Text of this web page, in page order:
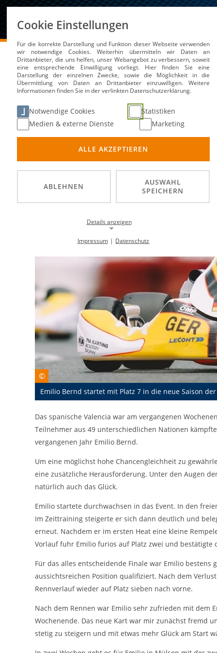
DMSB Medien / Service News
Gelungener Auftakt
Trophy
©
Emilio Bernd startet mit Platz 7 in die neue Saison
Das spanische Valencia war am vergangenen
Teilnehmer aus 49 unterschiedlichen Nationen
vergangenen Jahr Emilio Bernd.
Um eine möglichst hohe Chancengleichheit zu
eine zusätzliche Herausforderung. Unter den Augen
natürlich auch das Glück.
Emilio startete durchwachsen in das Event. In den
Im Zeittraining steigerte er sich dann deutlich und
erneut. Nachdem er im ersten Heat eine kleine
Vorlauf fuhr Emilio furios auf Platz zwei und bestätigte
Für das alles entscheidende Finale war Emilio
aussichtsreichen Position qualifiziert. Nach dem
Rennverlauf wieder auf Platz sieben nach vorne.
Nach dem Rennen war Emilio sehr zufrieden mit dem
Wochenende. Das neue Kart war mir zunächst fremd
stetig zu steigern und mit etwas mehr Glück am Start
Cookie Einstellungen
Für die korrekte Darstellung und Funktion dieser Webseite verwenden
wir notwendige Cookies. Weiterhin übermitteln wir Daten an
Drittanbieter, die uns helfen, unser Webangebot zu verbessern, soweit
eine entsprechende Einwilligung vorliegt. Hier finden Sie eine
Darstellung der einzelnen Zwecke, sowie die Möglichkeit in die
Übermittlung von Daten an Drittanbieter einzuwilligen. Weitere
Informationen finden Sie in der verlinkten Datenschutzerklärung.
Notwendige Cookies
Statistiken
Medien & externe Dienste
Marketing
ALLE AKZEPTIEREN
ABLEHNEN
AUSWAHL
SPEICHERN
Details anzeigen
Notwendige Cookies ermöglichen die Kernfunktionalität einer
Website. Sie helfen dabei, die Website nutzbar zu machen, indem sie
grundlegende Funktionen ermöglichen. Ohne diese Cookies kann die
Website nicht richtig funktionieren.
Background Image
Name: gw-cookie-bgimage
Anbieter: DMSB
Zweck:
Dieser Cookie speichert Informationen zu
verwendeten Hintergrundbildern der
Website.
Cookie Laufzeit: 24 Stunden
Cookie Consent
Name: cookie_consent
Anbieter: DMSB
Dieser Cookie speichert die gewählten
Cookie-Einstellungen.
Cookie Laufzeit: 12 Monate
Statistiken
Berichten über die Website-Nutzungsstatistik dienen, ohne dass
einzelne Besucher persönlich identifiziert werden können.
Google Analytics
Name: _gat, _ga, _gid
Google LLC
Impressum | Datenschutz